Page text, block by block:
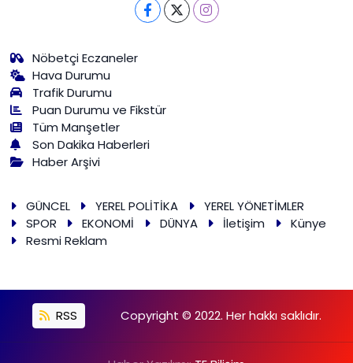
Nöbetçi Eczaneler
Hava Durumu
Trafik Durumu
Puan Durumu ve Fikstür
Tüm Manşetler
Son Dakika Haberleri
Haber Arşivi
GÜNCEL YEREL POLİTİKA
YEREL YÖNETİMLER
SPOR
EKONOMİ DÜNYA İletişim
Künye
Resmi Reklam
RSS Copyright © 2022. Her hakkı saklıdır.